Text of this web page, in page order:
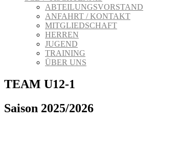
ABTEILUNGSVORSTAND
ANFAHRT / KONTAKT
MITGLIEDSCHAFT
HERREN
JUGEND
TRAINING
ÜBER UNS
TEAM U12-1
Saison 2025/2026